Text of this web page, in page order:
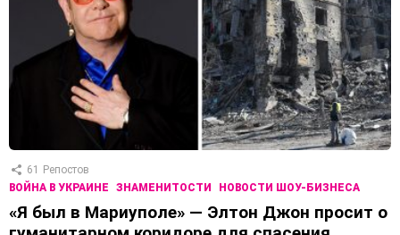
61 Репостов
ВОЙНА В УКРАИНЕ
ЗНАМЕНИТОСТИ НОВОСТИ ШОУ-БИЗНЕСА
«Я был в Мариуполе» — Элтон Джон просит о